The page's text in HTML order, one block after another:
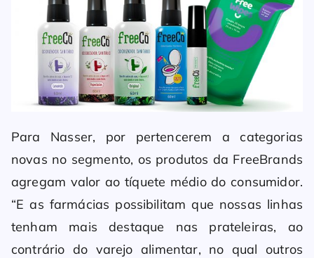
Para Nasser, por pertencerem a categorias
novas no segmento, os produtos da FreeBrands
agregam valor ao tíquete médio do consumidor.
“E as farmácias possibilitam que nossas linhas
tenham mais destaque nas prateleiras, ao
contrário do varejo alimentar, no qual outros